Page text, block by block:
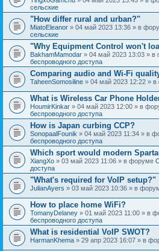
сельские
"How differ rural and urban?"
MiatoEleanor » 04 май 2023 13:36 » в
сельские
"Why Equipment Control won't
BakhamMamodar » 04 май 2023 13:03 » в
беспроводного доступа
Comparing audio and Wi-Fi
TaheenSomosiline » 04 май 2023 12:22 »
What is Wireless Car Phone
HoumirKinkar » 04 май 2023 12:00 » в
беспроводного доступа
How is Japan curbing CCP?
SonopaalFounik » 04 май 2023 11:34 » в
беспроводного доступа
Which sport would modern
XiangXo » 03 май 2023 11:06 » в форуме
доступа
"What's required for VoIP setup?"
JulianAyers » 03 май 2023 10:36 » в
How to place home WiFi?
TomanyDelaney » 01 май 2023 11:00 » в
беспроводного доступа
What is residential VoIP SWOT?
HarmanKhema » 29 апр 2023 16:07 » в